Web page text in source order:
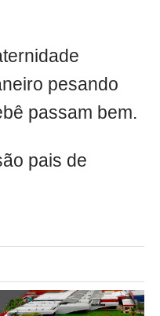
pesando
passam bem.
pais de